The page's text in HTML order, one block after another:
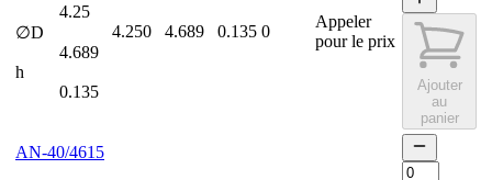
4.25
∅D
4.689
h
0.135
4.250 4.689 0.135 0
Appeler
pour le prix
Ajouter
au
panier
AN-40/4615